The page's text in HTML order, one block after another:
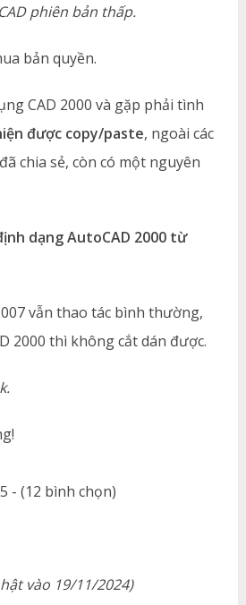
phiên bản thấp.
bản quyền.
CAD 2000 và gặp phải tình
được copy/paste, ngoài các
chia sẻ, còn có một nguyên
dạng AutoCAD 2000 từ
vẫn thao tác bình thường,
2000 thì không cắt dán được.
- (12 bình chọn)
vào 19/11/2024)